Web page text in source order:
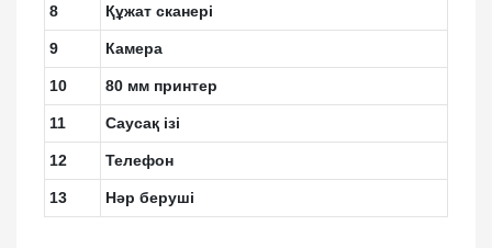
8 Құжат сканері
9 Камера
10 80 мм принтер
11 Саусақ ізі
12 Телефон
13 Нәр беруші